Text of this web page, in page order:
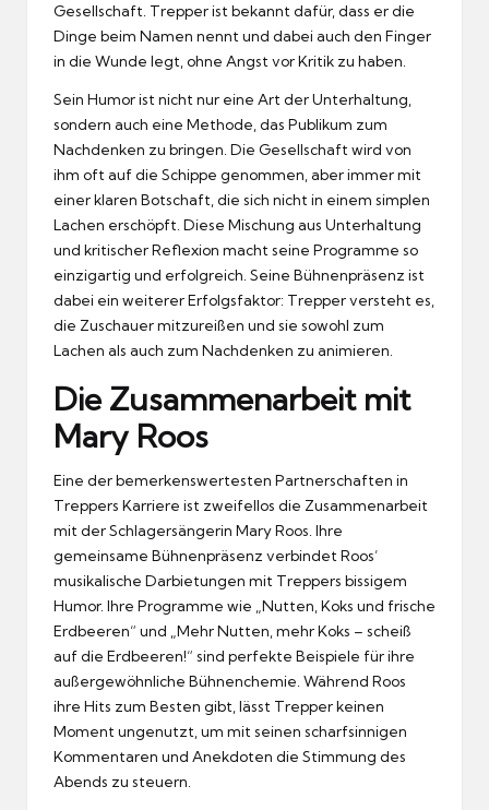
Gesellschaft. Trepper ist bekannt dafür, dass er die
Dinge beim Namen nennt und dabei auch den Finger
in die Wunde legt, ohne Angst vor Kritik zu haben.
Sein Humor ist nicht nur eine Art der Unterhaltung,
sondern auch eine Methode, das Publikum zum
Nachdenken zu bringen. Die Gesellschaft wird von
ihm oft auf die Schippe genommen, aber immer mit
einer klaren Botschaft, die sich nicht in einem simplen
Lachen erschöpft. Diese Mischung aus Unterhaltung
und kritischer Reflexion macht seine Programme so
einzigartig und erfolgreich. Seine Bühnenpräsenz ist
dabei ein weiterer Erfolgsfaktor: Trepper versteht es,
die Zuschauer mitzureißen und sie sowohl zum
Lachen als auch zum Nachdenken zu animieren.
Die Zusammenarbeit mit
Mary Roos
Eine der bemerkenswertesten Partnerschaften in
Treppers Karriere ist zweifellos die Zusammenarbeit
mit der Schlagersängerin Mary Roos. Ihre
gemeinsame Bühnenpräsenz verbindet Roos’
musikalische Darbietungen mit Treppers bissigem
Humor. Ihre Programme wie „Nutten, Koks und frische
Erdbeeren“ und „Mehr Nutten, mehr Koks – scheiß
auf die Erdbeeren!“ sind perfekte Beispiele für ihre
außergewöhnliche Bühnenchemie. Während Roos
ihre Hits zum Besten gibt, lässt Trepper keinen
Moment ungenutzt, um mit seinen scharfsinnigen
Kommentaren und Anekdoten die Stimmung des
Abends zu steuern.